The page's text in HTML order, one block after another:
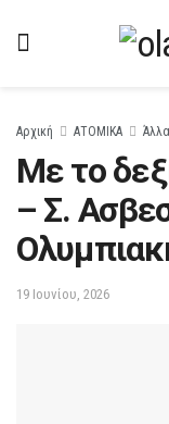
Αρχική ΑΤΟΜΙΚΑ
Με το
– Σ.
19 Ιουνίου, 2026